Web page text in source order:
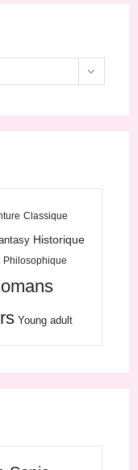
Classique
Historique
Philosophique
Young adult